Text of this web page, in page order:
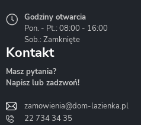
Liveno
Godziny otwarcia
Pon. - Pt.: 08:00 - 16:00
Sob.: Zamknięte
Kontakt
Masz pytania?
Napisz lub zadzwoń!
zamowienia@dom-lazienka.pl
22 734 34 35